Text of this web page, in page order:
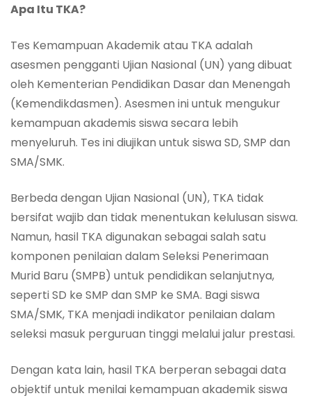
Apa Itu TKA?
Tes Kemampuan Akademik atau TKA adalah
asesmen pengganti Ujian Nasional (UN) yang dibuat
oleh Kementerian Pendidikan Dasar dan Menengah
(Kemendikdasmen). Asesmen ini untuk mengukur
kemampuan akademis siswa secara lebih
menyeluruh. Tes ini diujikan untuk siswa SD, SMP dan
SMA/SMK.
Berbeda dengan Ujian Nasional (UN), TKA tidak
bersifat wajib dan tidak menentukan kelulusan siswa.
Namun, hasil TKA digunakan sebagai salah satu
komponen penilaian dalam Seleksi Penerimaan
Murid Baru (SMPB) untuk pendidikan selanjutnya,
seperti SD ke SMP dan SMP ke SMA. Bagi siswa
SMA/SMK, TKA menjadi indikator penilaian dalam
seleksi masuk perguruan tinggi melalui jalur prestasi.
Dengan kata lain, hasil TKA berperan sebagai data
objektif untuk menilai kemampuan akademik siswa